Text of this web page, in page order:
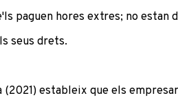
paguen hores extres; no estan
seus drets.
(2021) estableix que els